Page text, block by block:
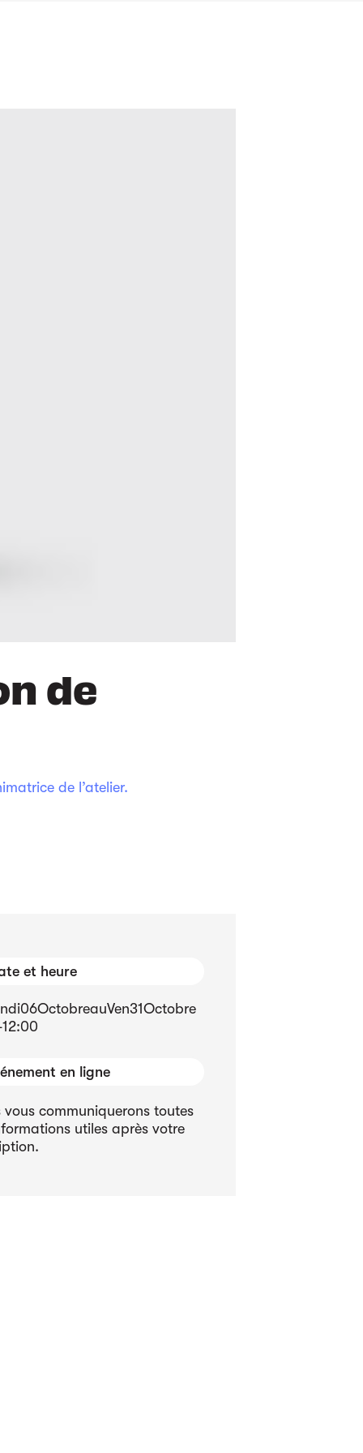
de
de l’atelier.
et heure
06OctobreauVen31Octobre
12:00
en ligne
vous communiquerons toutes
utiles après votre